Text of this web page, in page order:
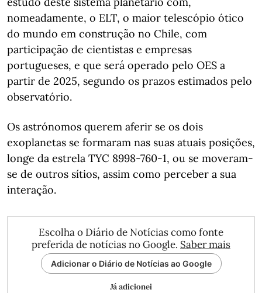
nomeadamente, o ELT, o maior telescópio ótico
do mundo em construção no Chile, com
participação de cientistas e empresas
portugueses, e que será operado pelo OES a
partir de 2025, segundo os prazos estimados pelo
observatório.
Os astrónomos querem aferir se os dois
exoplanetas se formaram nas suas atuais posições,
longe da estrela TYC 8998-760-1, ou se moveram-
se de outros sítios, assim como perceber a sua
interação.
Escolha o Diário de Notícias como fonte
preferida de notícias no Google. Saber mais
Adicionar o Diário de Notícias ao Google
Já adicionei